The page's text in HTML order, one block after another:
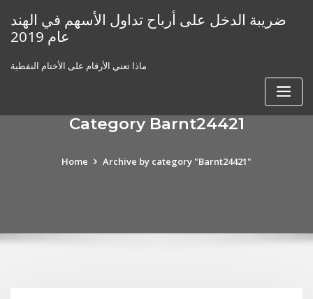
content
ضريبة الدخل على أرباح تداول الأسهم في الهند
عام 2019
ماذا تعني الأرقام على الأختام النفطية
Category Barnt24421
Home Archive by category "Barnt24421"